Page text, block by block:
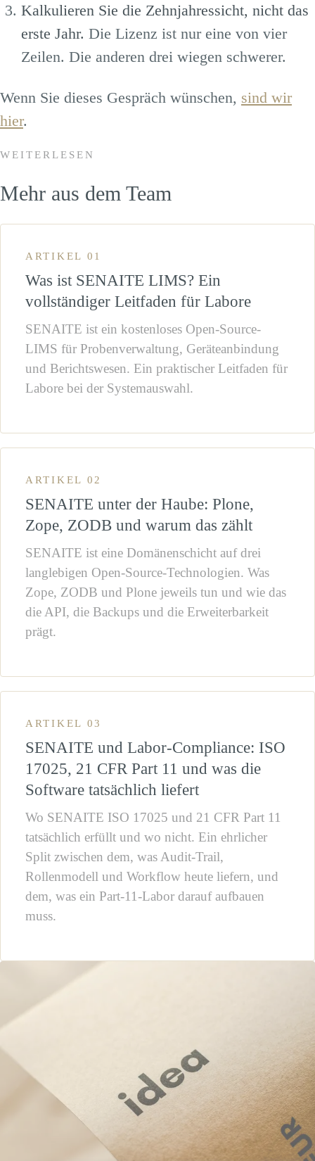
Kalkulieren Sie die Zehnjahressicht, nicht das
erste Jahr. Die Lizenz ist nur eine von vier
Zeilen. Die anderen drei wiegen schwerer.
Wenn Sie dieses Gespräch wünschen, sind wir
hier.
WEITERLESEN
Mehr aus dem Team
ARTIKEL 01
Was ist SENAITE LIMS? Ein
vollständiger Leitfaden für Labore
SENAITE ist ein kostenloses Open-Source-
LIMS für Probenverwaltung, Geräteanbindung
und Berichtswesen. Ein praktischer Leitfaden für
Labore bei der Systemauswahl.
ARTIKEL 02
SENAITE unter der Haube: Plone,
Zope, ZODB und warum das zählt
SENAITE ist eine Domänenschicht auf drei
langlebigen Open-Source-Technologien. Was
Zope, ZODB und Plone jeweils tun und wie das
die API, die Backups und die Erweiterbarkeit
prägt.
ARTIKEL 03
SENAITE und Labor-Compliance: ISO
17025, 21 CFR Part 11 und was die
Software tatsächlich liefert
Wo SENAITE ISO 17025 und 21 CFR Part 11
tatsächlich erfüllt und wo nicht. Ein ehrlicher
Split zwischen dem, was Audit-Trail,
Rollenmodell und Workflow heute liefern, und
dem, was ein Part-11-Labor darauf aufbauen
muss.